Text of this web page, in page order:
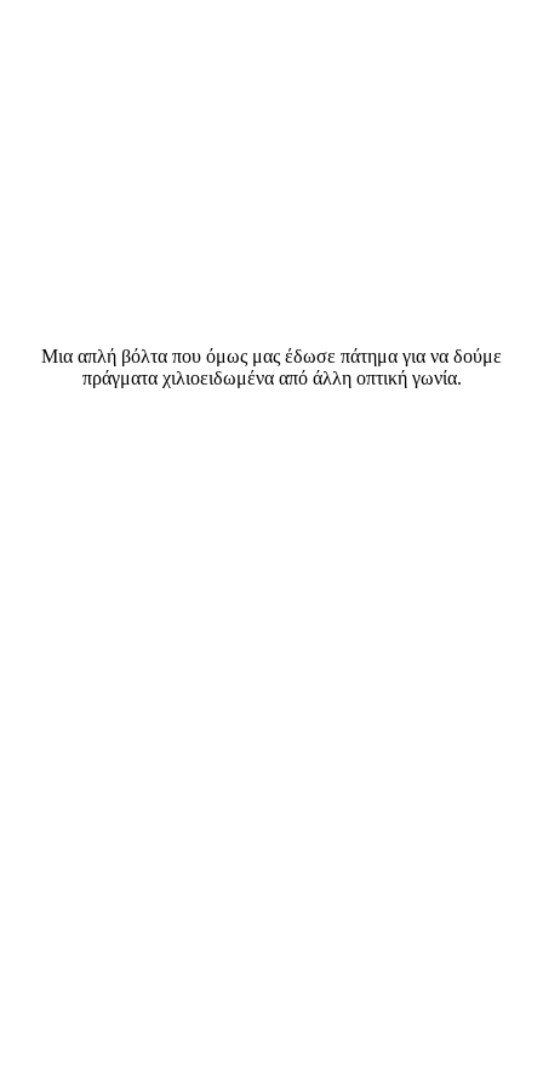
Μια απλή βόλτα που όμως μας έδωσε πάτημα για να δούμε
πράγματα χιλιοειδωμένα από άλλη οπτική γωνία.